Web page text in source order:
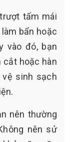
tấm mái
bẩn hoặc
vào đó, bạn
cắt hoặc hàn
sinh sạch
nên thường
nên sử